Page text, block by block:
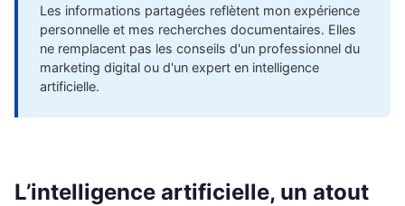
Les informations partagées reflètent mon expérience
personnelle et mes recherches documentaires. Elles
ne remplacent pas les conseils d'un professionnel du
marketing digital ou d'un expert en intelligence
artificielle.
L’intelligence artificielle, un atout